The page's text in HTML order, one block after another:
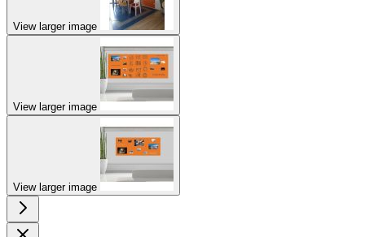
View larger image
View larger image
View larger image